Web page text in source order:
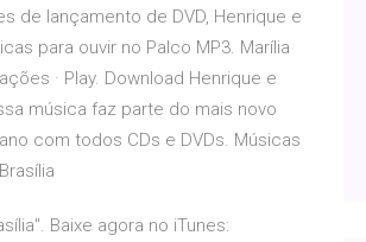
de lançamento de DVD, Henrique e
para ouvir no Palco MP3. Marília
· Play. Download Henrique e
música faz parte do mais novo
com todos CDs e DVDs. Músicas
Baixe agora no iTunes: